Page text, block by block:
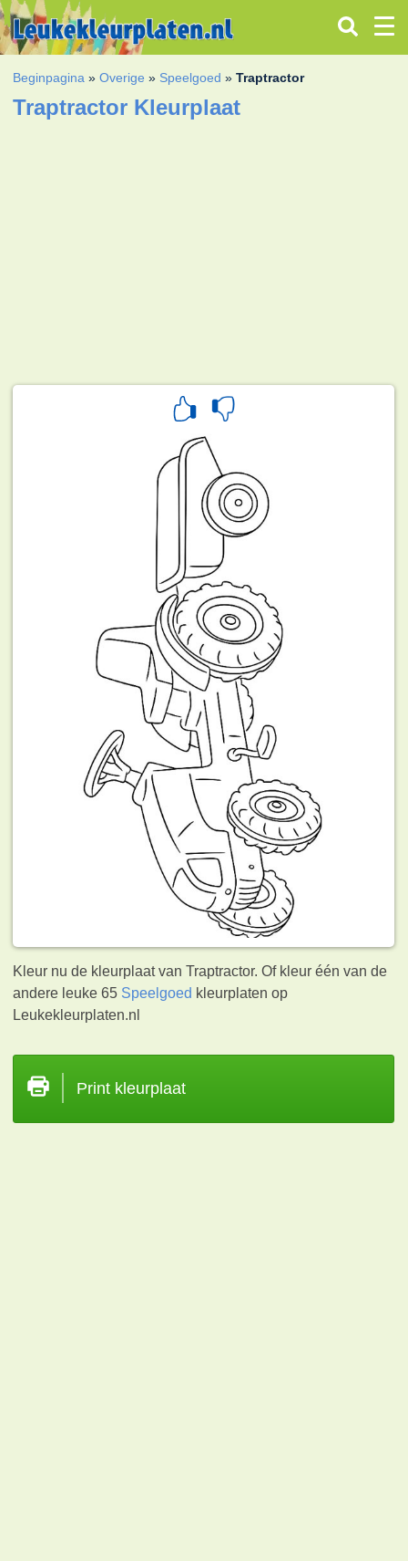
Beginpagina »Overige » Speelgoed »Traptractor
Traptractor Kleurplaat
Kleur nu de kleurplaat van Traptractor. Of kleur één van de
andere leuke 65 Speelgoed kleurplaten op
Leukekleurplaten.nl
Print kleurplaat